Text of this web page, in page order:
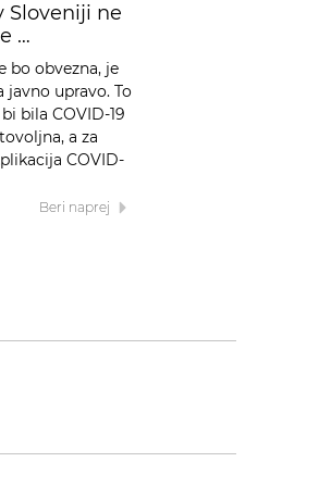
Sloveniji ne
…
bo obvezna, je
upravo. To
bila COVID-19
a za
COVID-
Beri naprej